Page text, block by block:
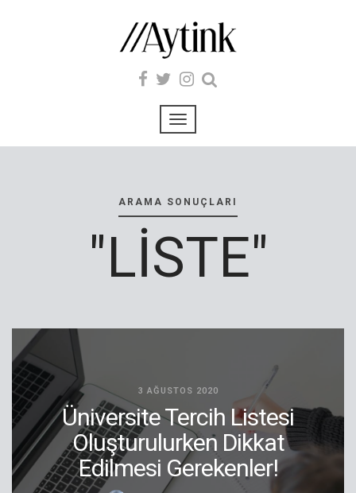
ARAMA SONUÇLARI
"LISTE"
3 AĞUSTOS 2020
Üniversite Tercih Listesi
Oluşturulurken Dikkat
Edilmesi Gerekenler!